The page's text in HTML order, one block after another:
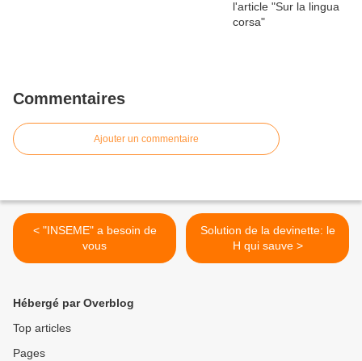
Commentaires
Ajouter un commentaire
< "INSEME" a besoin de
vous
Solution de la devinette: le
H qui sauve >
Hébergé par Overblog
Top articles
Pages